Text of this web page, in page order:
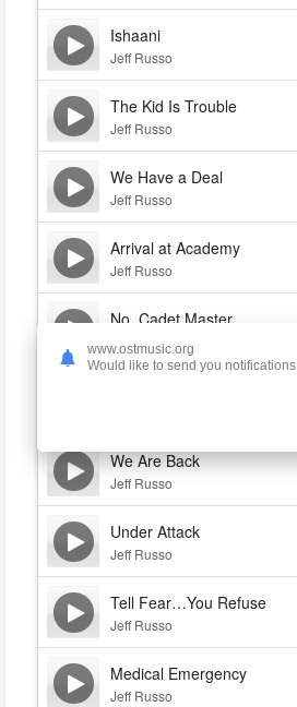
Ishaani
Jeff Russo
The Kid Is Trouble
Jeff Russo
We Have a Deal
Jeff Russo
Arrival at Academy
Jeff Russo
No, Cadet Master
Jeff Russo
We Are Back
Jeff Russo
Under Attack
Jeff Russo
Tell Fear…You Refuse
Jeff Russo
Medical Emergency
Jeff Russo
www.ostmusic.org
Would like to send you notifications